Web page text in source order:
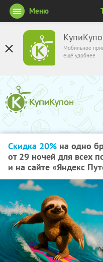
Мобильное
ещё удобнее
Меню
Скидка 20% на одно
от 29 ночей для всех
и на сайте «Яндекс